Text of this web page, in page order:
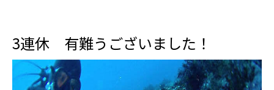
3連休 有難うございました！